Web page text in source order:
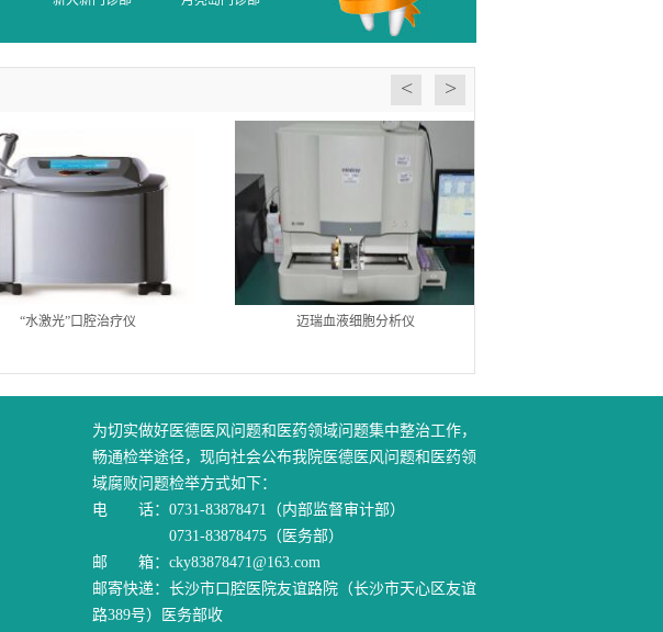
>
<
“水激光”口腔治疗仪 迈瑞血液细胞分析仪
为切实做好医德医风问题和医药领域问题集中整治工作，
畅通检举途径，现向社会公布我院医德医风问题和医药领
域腐败问题检举方式如下：
电 话：0731-83878471（内部监督审计部）
0731-83878475（医务部）
邮 箱：cky83878471@163.com
邮寄快递：长沙市口腔医院友谊路院（长沙市天心区友谊
路389号）医务部收